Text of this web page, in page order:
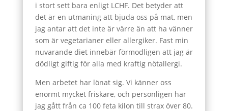
i stort sett bara enligt LCHF. Det betyder att
det är en utmaning att bjuda oss på mat, men
jag antar att det inte är värre än att ha vänner
som är vegetarianer eller allergiker. Fast min
nuvarande diet innebär förmodligen att jag är
dödligt giftig för alla med kraftig nötallergi.
Men arbetet har lönat sig. Vi känner oss
enormt mycket friskare, och personligen har
jag gått från ca 100 feta kilon till strax över 80.